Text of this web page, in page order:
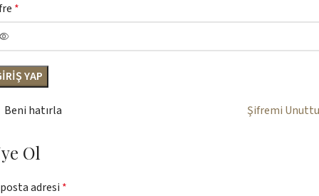
*
YAP
Şifremi
Beni hatırla
Ol
adresi *